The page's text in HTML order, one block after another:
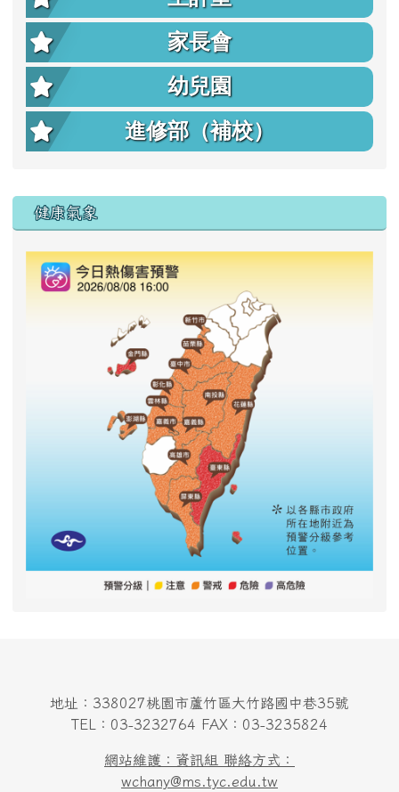
家長會
幼兒園
進修部（補校）
右邊區域內容
健康氣象
地址：338027桃園市蘆竹區大竹路國中巷35號
TEL：03-3232764 FAX：03-3235824
網站維護：資訊組 聯絡方式：
wchany@ms.tyc.edu.tw